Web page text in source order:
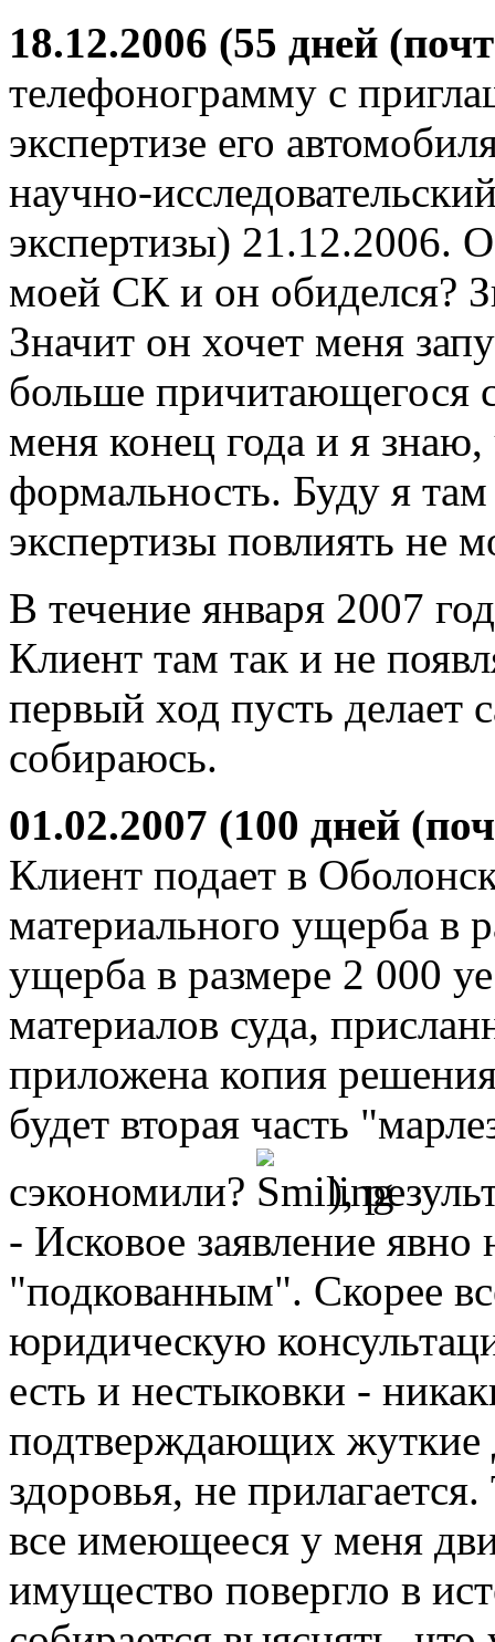
18.12.2006 (55 дней
телефонограмму с
экспертизе его
научно-
экспертизы) 21.12.2006.
моей СК и он обиделся?
Значит он хочет меня
больше причитающегося
меня конец года и я
формальность. Буду я там
экспертизы повлиять не
В течение января 2007
Клиент там так и не
первый ход пусть делает
собираюсь.
01.02.2007 (100 дней
Клиент подает в
материального ущерба в
ущерба в размере 2 000
материалов суда,
приложена копия
будет вторая часть
сэкономили?
),
- Исковое заявление явно
"подкованным". Скорее
юридическую
есть и нестыковки -
подтверждающих
здоровья, не
все имеющееся у меня
имущество повергло в